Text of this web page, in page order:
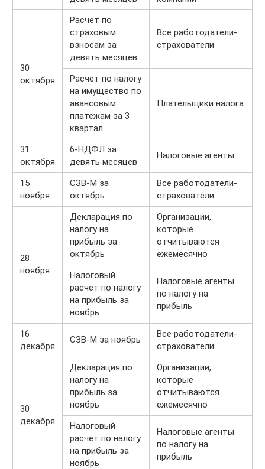
30
октября
Расчет по
страховым
взносам за
девять месяцев
Все работодатели-
страхователи
Расчет по налогу
на имущество по
авансовым
платежам за 3
квартал
Плательщики налога
31
октября
6-НДФЛ за
девять месяцев
Налоговые агенты
15
ноября
СЗВ-М за
октябрь
Все работодатели-
страхователи
28
ноября
Декларация по
налогу на
прибыль за
октябрь
Организации,
которые
отчитываются
ежемесячно
Налоговый
расчет по налогу
на прибыль за
ноябрь
Налоговые агенты
по налогу на
прибыль
16
декабря
СЗВ-М за ноябрь
Все работодатели-
страхователи
30
декабря
Декларация по
налогу на
прибыль за
ноябрь
Организации,
которые
отчитываются
ежемесячно
Налоговый
расчет по налогу
на прибыль за
ноябрь
Налоговые агенты
по налогу на
прибыль